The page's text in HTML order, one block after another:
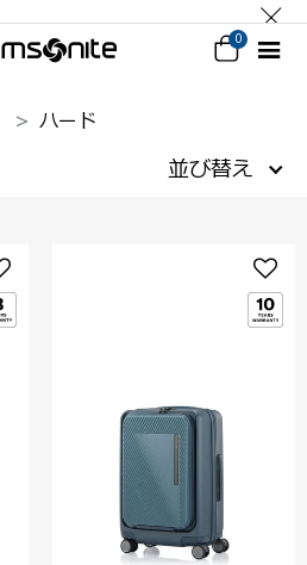
0
ハード
並び替え